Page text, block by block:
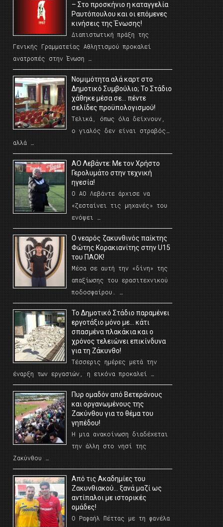
– Στο προσκήνιο η καταγγελία
Ραυτόπουλου και οι επόμενες
κινήσεις της Ένωσης!
Διαπιστωτική πράξη της
Γενικής Γραμματείας Αθλητισμού προκαλεί
ανατροπές στην Ένωση …
Νομιμότητα αλά καρτ στο
Δημοτικό Συμβούλιο; Το Στάδιο
χάθηκε μέσα σε… πέντε
σελίδες προϋπολογισμού!
Τελικά, όπως όλα δείχνουν,
ο γιαλός δεν είναι στραβός…
αλλά …
ΑΟ Λεβάντε: Με τον Χρήστο
Γερολυμάτο στην τεχνική
ηγεσία!
Ο ΑΟ Λεβάντε άρχισε να
«ζεσταίνει τις μηχανές» του
ενόψει …
O νεαρός ζακυνθινός παίκτης
Φώτης Κορακιανίτης στην U15
του ΠΑΟΚ!
Μέσα σε αυτή την «δίνη» της
απαξίωσης του ερασιτεχνικού
ποδοσφαίρου. …
Το Δημοτικό Στάδιο παραμένει
εργοτάξιο μόνο με… κάτι
σπασμένα πλακάκια και ο
χρόνος τελειώνει επικίνδυνα
για τη Ζάκυνθο!
Τέσσερις ημέρες μετά την
έναρξη των εργασιών, η εικόνα προκαλεί …
Πυρ ομαδόν από Βετεράνους
και οργανωμένους της
Ζακύνθου για το θέμα του
γηπέδου!
Η μια ανακοίνωση διαδέχεται
την άλλη στο νησί της
Ζακύνθου …
Από τις Ακαδημίες του
Ζακυνθιακού… ξανά μαζί ως
αντίπαλοι με ιστορικές
ομάδες!
Ο Ραφαήλ Πέττας με τη φανέλα